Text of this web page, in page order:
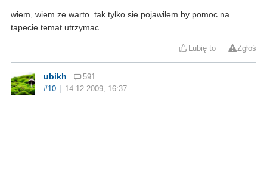
wiem, wiem ze warto..tak tylko sie pojawilem by pomoc na
tapecie temat utrzymac
Lubię to Zgłoś
ubikh
591
#10
14.12.2009, 16:37